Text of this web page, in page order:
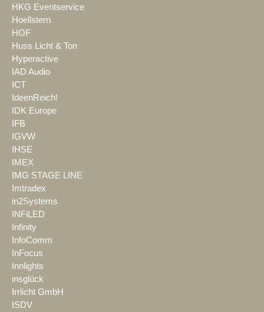
HKG Eventservice
Hoellstern
HOF
Huss Licht & Ton
Hyperactive
IAD Audio
ICT
IdeenReich!
IDK Europe
IFB
IGVW
IHSE
IMEX
IMG STAGE LINE
Imtradex
in2Systems
INFiLED
Infinity
InfoComm
InFocus
Innlights
insglück
Irrlicht GmbH
ISDV